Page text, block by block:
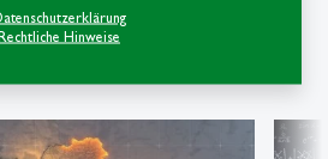
Hinweise